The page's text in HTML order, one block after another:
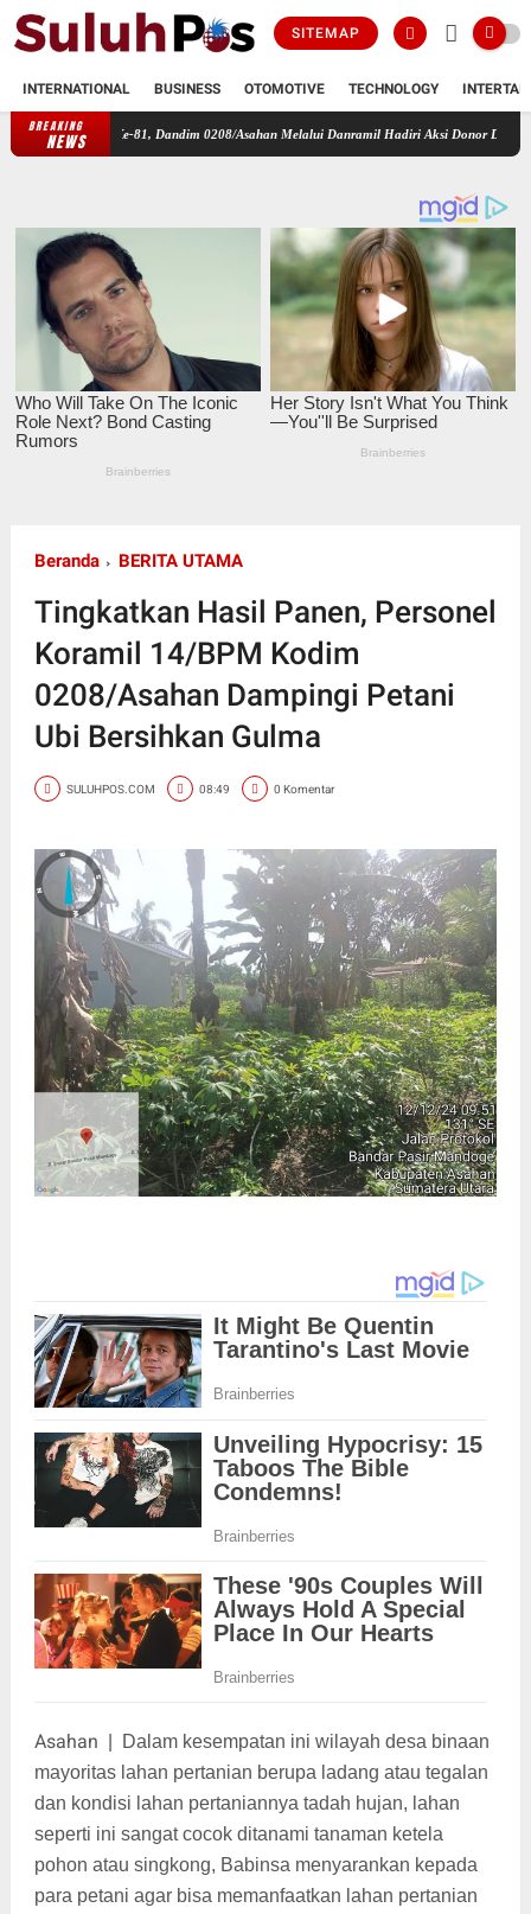
SITEMAP
INTERNATIONAL BUSINESS OTOMOTIVE TECHNOLOGY
BREAKING
NEWS
RI Ke-81, Dandim 0208/Asahan Melalui Danramil Hadiri Aksi Donor Darah di Kantor
Beranda BERITA UTAMA
Tingkatkan Hasil Panen, Personel
Koramil 14/BPM Kodim
0208/Asahan Dampingi Petani
Ubi Bersihkan Gulma
SULUHPOS.COM 08:49 0 Komentar
Asahan
Dalam kesempatan ini wilayah desa binaan
mayoritas lahan pertanian berupa ladang atau tegalan
dan kondisi lahan pertaniannya tadah hujan, lahan
seperti ini sangat cocok ditanami tanaman ketela
pohon atau singkong, Babinsa menyarankan kepada
para petani agar bisa memanfaatkan lahan pertanian